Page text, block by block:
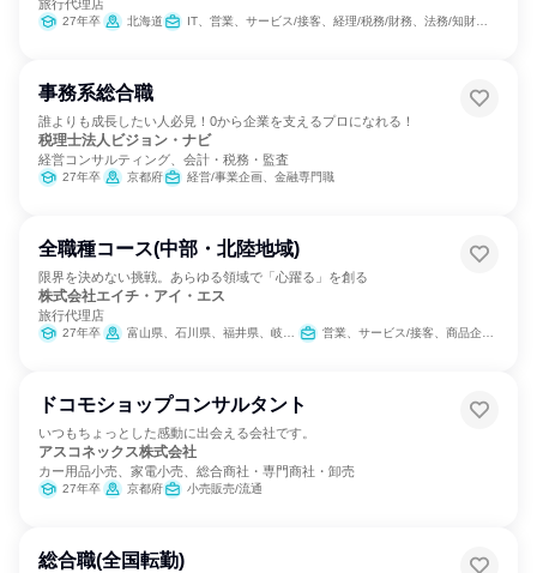
旅行代理店
27年卒 北海道 IT、営業、サービス/接客、経理/税務/財務、法務/知財、商品企画、カスタマーサポート/コールセンター
事務系総合職
誰よりも成長したい人必見！0から企業を支えるプロになれる！
税理士法人ビジョン・ナビ
経営コンサルティング、会計・税務・監査
27年卒 京都府 経営/事業企画、金融専門職
全職種コース(中部・北陸地域)
限界を決めない挑戦。あらゆる領域で「心躍る」を創る
株式会社エイチ・アイ・エス
旅行代理店
27年卒 富山県、石川県、福井県、岐阜県、静岡県、愛知県、三重県 営業、サービス/接客、商品企画、カスタマーサポート/コールセンター
ドコモショップコンサルタント
いつもちょっとした感動に出会える会社です。
アスコネックス株式会社
カー用品小売、家電小売、総合商社・専門商社・卸売
27年卒 京都府 小売販売/流通
総合職(全国転勤)